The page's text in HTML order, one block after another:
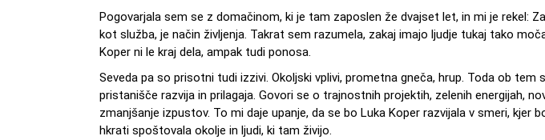
Pogovarjala sem se z domačinom, ki je tam zaposlen že dvajset let, in mi je rekel:
kot služba, je način življenja. Takrat sem razumela, zakaj imajo ljudje tukaj tako
Koper ni le kraj dela, ampak tudi ponosa.
Seveda pa so prisotni tudi izzivi. Okoljski vplivi, prometna gneča, hrup. Toda ob tem
pristanišče razvija in prilagaja. Govori se o trajnostnih projektih, zelenih energijah,
zmanjšanje izpustov. To mi daje upanje, da se bo Luka Koper razvijala v smeri, kjer
hkrati spoštovala okolje in ljudi, ki tam živijo.